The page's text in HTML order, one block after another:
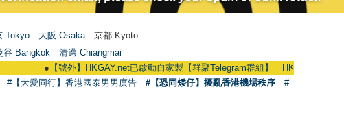
Tokyo 大阪 Osaka 京都 Kyoto
谷 Bangkok
清邁 Chiangmai
【號外】HKGAY.net已啟動自家製【群聚Telegram群組】 HKGAY.net has
#【大愛同行】香港國泰男男廣告 #【恐同矮仔】擾亂香港機場秩序
#